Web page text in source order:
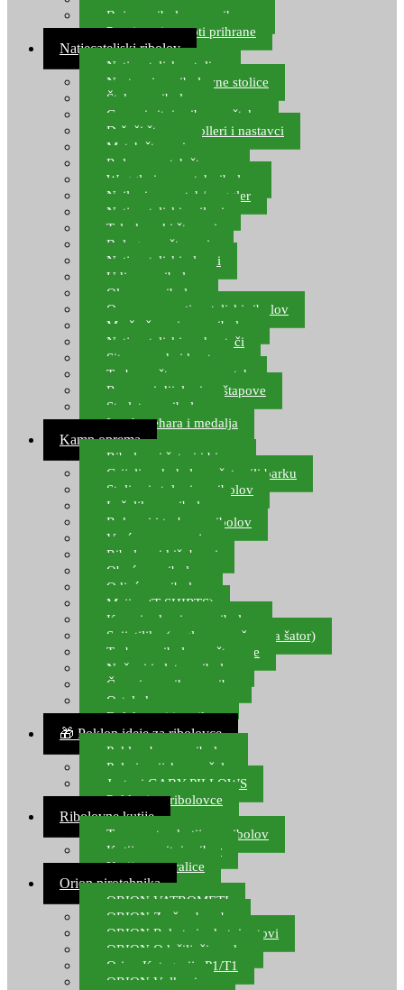
Boje za ribolovnu prihranu
Provjereni recepti prihrane
Natjecateljski ribolov
Natjecateljske stolice
Nastavci za ribolovne stolice
Šteke za ribolov
Gume i sitni pribor za šteku
Držači štapova rolleri i nastavci
Match štapovi
Role za match štapove
Waggleri za match ribolov
Najloni za match/waggler
Natjecateljski najloni
Teleskopski štapovi
Bolognese štapovi
Natjecateljski plovci
Udice za ribolov
Olovo za ribolov
Oprema za natjecateljski ribolov
Mreže čuvarice za ribolov
Natjecateljski podmetači
Sito, posude i kante
Torbe za štapove – match
Rezervni dijelovi za štapove
Starlete za ribolov
Izrada pehara i medalja
Kamp oprema
Ribolovni šatori i bivvy
Grijalice, kuhala za šator ili barku
Stolice i stolovi za ribolov
Ležaljke za ribolov
Ruksaci i torbe za ribolov
Vreće za spavanje
Ribolovni kišobrani
Obuća za ribolov
Odjeća za ribolov
Majice (T-SHIRTS)
Kape i rukavice za ribolov
Svijetiljke (naglavne, ručne, za šator)
Torbe za ribolovne štapove
Noževi i alat za ribolov
Čamci za prihranu ribe
Ostala kamp oprema
Dalekozori i optika
🎁 Poklon ideje za ribolovce
Poklon bon za ribolov
Polarizacijske naočale
Jastuci GABY PILLOWS
Pokloni za ribolovce
Ribolovne kutije
Transportne kutije za ribolov
Kutije za sitni pribor
Kutije za varalice
Orion pirotehnika
ORION VATROMETI
ORION Zračne bombe
ORION Rakete i raketni setovi
ORION Odašiljači zvuka
Orion Kategorija P1/T1
ORION Vulkani